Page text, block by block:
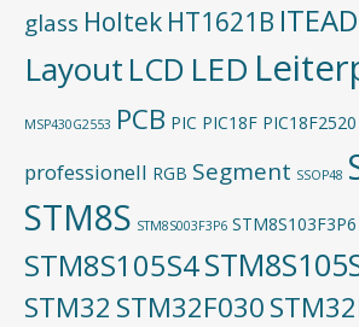
glass Holtek HT1621B ITEAD
Layout LCD LED
MSP430G2553 PCB PIC PIC18F PIC18F2520
professionell RGB Segment SSOP48
STM8S STM8S003F3P6 STM8S103F3P6
STM8S105S4
STM32 STM32F030